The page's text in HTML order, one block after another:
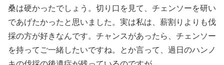
桑は硬かったでしょう。切り口を見て、チェンソーを研い
であげたかったと思いました。実は私は、薪割りよりも伐
採の方が好きなんです。チャンスがあったら、チェンソー
を持ってご一緒したいですね。とか言って、過日のハンノ